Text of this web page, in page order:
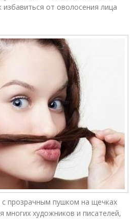
избавиться от оволосения лица
прозрачным пушком на щечках
художников и писателей,